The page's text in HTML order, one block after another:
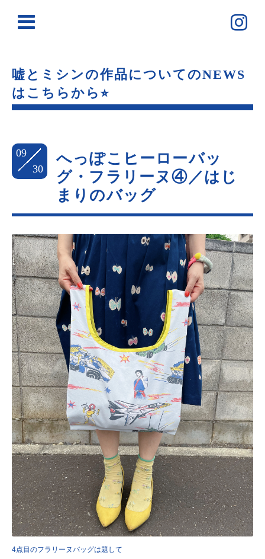
嘘とミシンの作品についてのNEWS
はこちらから⭐︎
09
30
へっぽこヒーローバッ
グ・フラリーヌ④／はじ
まりのバッグ
4点目のフラリーヌバッグは題して